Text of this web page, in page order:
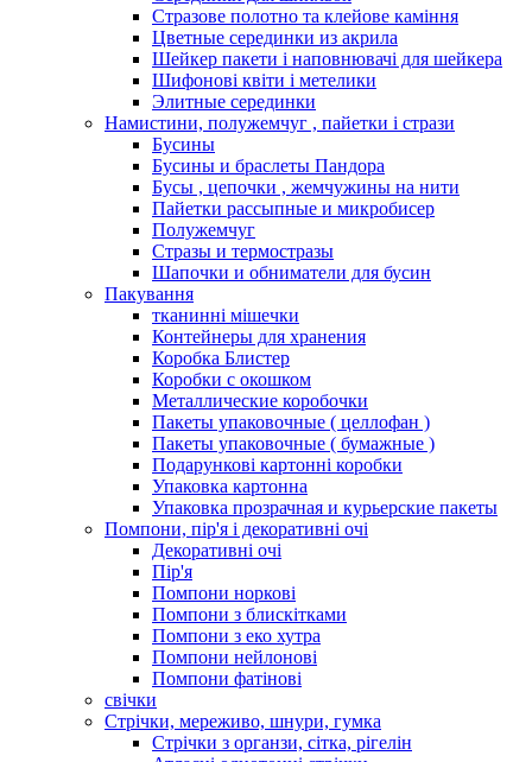
Стразове полотно та клейове каміння
Цветные серединки из акрила
Шейкер пакети і наповнювачі для шейкера
Шифонові квіти і метелики
Элитные серединки
Намистини, полужемчуг , пайетки і стрази
Бусины
Бусины и браслеты Пандора
Бусы , цепочки , жемчужины на нити
Пайетки рассыпные и микробисер
Полужемчуг
Стразы и термостразы
Шапочки и обниматели для бусин
Пакування
тканинні мішечки
Контейнеры для хранения
Коробка Блистер
Коробки с окошком
Металлические коробочки
Пакеты упаковочные ( целлофан )
Пакеты упаковочные ( бумажные )
Подарункові картонні коробки
Упаковка картонна
Упаковка прозрачная и курьерские пакеты
Помпони, пір'я і декоративні очі
Декоративні очі
Пір'я
Помпони норкові
Помпони з блискітками
Помпони з еко хутра
Помпони нейлонові
Помпони фатінові
свічки
Стрічки, мереживо, шнури, гумка
Стрічки з органзи, сітка, рігелін